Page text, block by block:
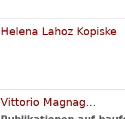
Helena Lahoz Kopiske
Vittorio Magnag...